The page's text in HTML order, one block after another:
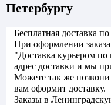
Петербургу
Бесплатная доставка
При оформлении
"Доставка курьером
адрес доставки и мы
Можете так же
вам оформит доставку.
Заказы в